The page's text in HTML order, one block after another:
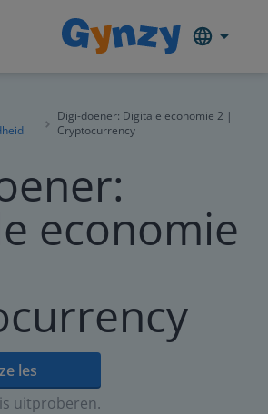
Digi-doener: Digitale economie 2 |
Cryptocurrency
economie
les
uitproberen.